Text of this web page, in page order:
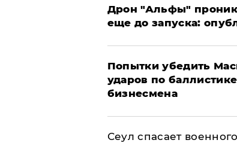
Дрон "Альфы"
еще до запуска:
Попытки убедить
ударов по
бизнесмена
​Сеул спасает